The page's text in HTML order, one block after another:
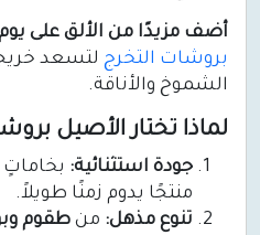
أضف مزيدًا من الألق على يوم
بروشات التخرج لتسعد
الشموخ والأناقة.
لماذا تختار الأصيل
جودة استثنائية: بخاماتٍ
منتجًا يدوم زمنًا طويلاً.
تنوع مذهل: من طقوم